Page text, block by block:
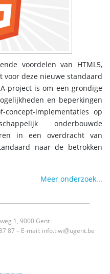
voordelen van HTML5,
voor deze nieuwe standaard
project is om een grondige
en beperkingen
implementaties op
onderbouwde
in een overdracht van
naar de betrokken
Meer onderzoek...
1, 9000 Gent
87 – E-mail: info.tiwi@ugent.be